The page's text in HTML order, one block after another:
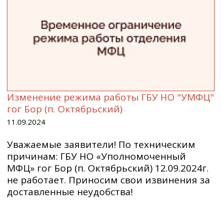
Изменение режима работы ГБУ НО "УМФЦ"
гог Бор (п. Октябрьский)
11.09.2024
Уважаемые заявители! По техническим
причинам: ГБУ НО «Уполномоченный
МФЦ» гог Бор (п. Октябрьский) 12.09.2024г.
не работает. Приносим свои извинения за
доставленные неудобства!